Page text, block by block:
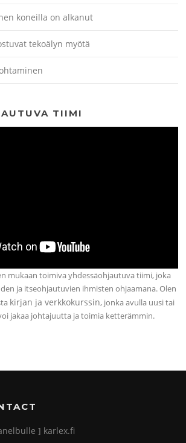
koneilla on alkanut
tekoälyn myötä
TIIMI
mukaan toimiva yhdessäohjautuva tiimi, joka
ja itseohjautuvien ihmisten ohjaamana. Olen
kirjan ja verkkokurssin, jonka avulla uusi tai
jakaa johtajuutta ja toimia ketterämmin.
] karlex.fi